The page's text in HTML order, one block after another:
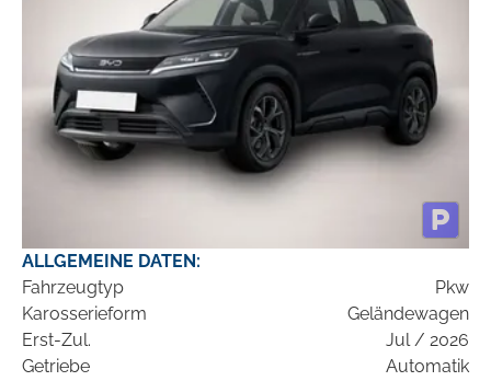
ALLGEMEINE DATEN:
Fahrzeugtyp
Pkw
Karosserieform
Geländewagen
Erst-Zul.
Jul / 2026
Getriebe
Automatik